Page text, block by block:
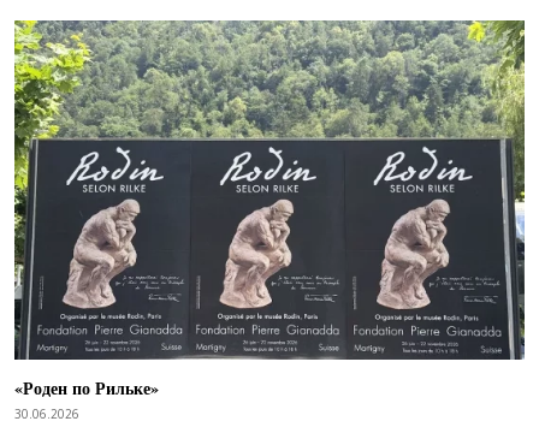
«Роден по Рильке»
30.06.2026